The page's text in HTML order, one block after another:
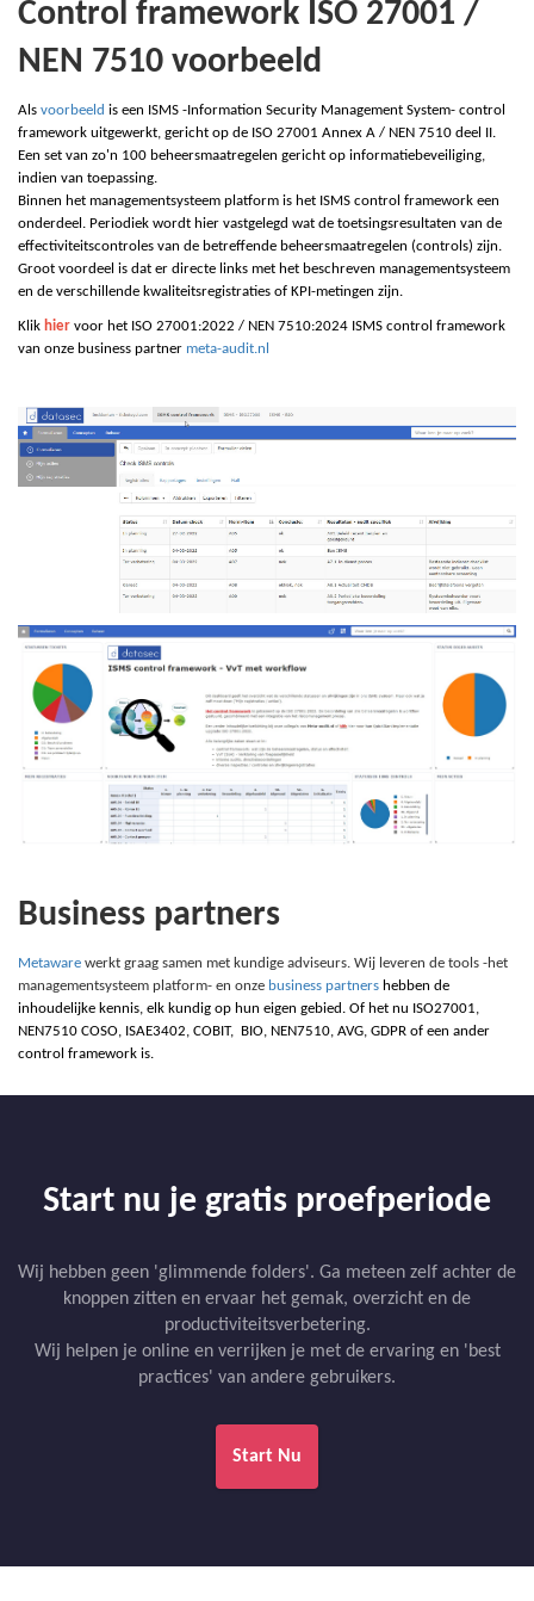
Control framework ISO 27001 /
NEN 7510 voorbeeld
Als voorbeeld is een ISMS -Information Security Management System- control
framework uitgewerkt, gericht op de ISO 27001 Annex A / NEN 7510 deel II.
Een set van zo'n 100 beheersmaatregelen gericht op informatiebeveiliging,
indien van toepassing.
Binnen het managementsysteem platform is het ISMS control framework een
onderdeel. Periodiek wordt hier vastgelegd wat de toetsingsresultaten van de
effectiviteitscontroles van de betreffende beheersmaatregelen (controls) zijn.
Groot voordeel is dat er directe links met het beschreven managementsysteem
en de verschillende kwaliteitsregistraties of KPI-metingen zijn.
Klik hier voor het ISO 27001:2022 / NEN 7510:2024 ISMS control framework
van onze business partner meta-audit.nl
Business partners
Metaware werkt graag samen met kundige adviseurs. Wij leveren de tools -het
managementsysteem platform- en onze business partners hebben de
inhoudelijke kennis, elk kundig op hun eigen gebied. Of het nu ISO27001,
NEN7510 COSO, ISAE3402, COBIT, BIO, NEN7510, AVG, GDPR of een ander
control framework is.
Start nu je gratis proefperiode
Wij hebben geen 'glimmende folders'. Ga meteen zelf achter de
knoppen zitten en ervaar het gemak, overzicht en de
productiviteitsverbetering.
Wij helpen je online en verrijken je met de ervaring en 'best
practices' van andere gebruikers.
Start Nu